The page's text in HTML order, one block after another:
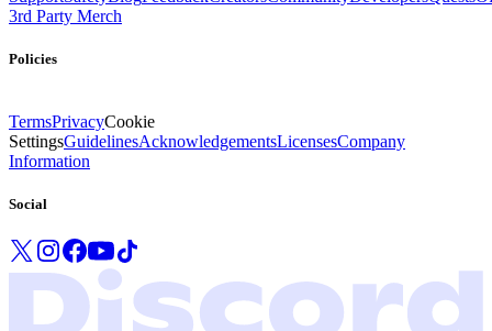
3rd Party Merch
Policies
TermsPrivacyCookie
SettingsGuidelinesAcknowledgementsLicensesCompany
Information
Social